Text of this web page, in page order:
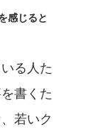
感じると
る人た
書くた
若いク